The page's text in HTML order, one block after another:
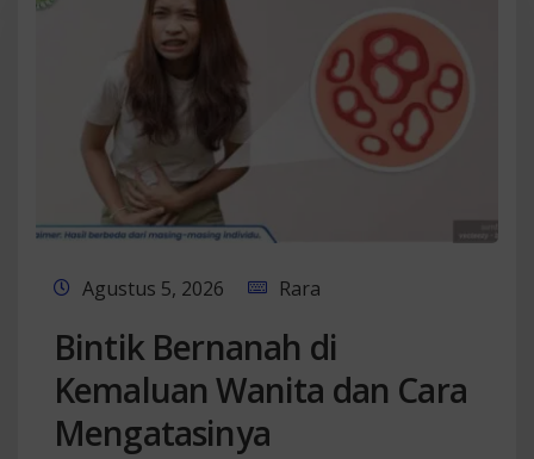
Agustus 5, 2026 Rara
Bintik Bernanah di
Kemaluan Wanita dan Cara
Mengatasinya